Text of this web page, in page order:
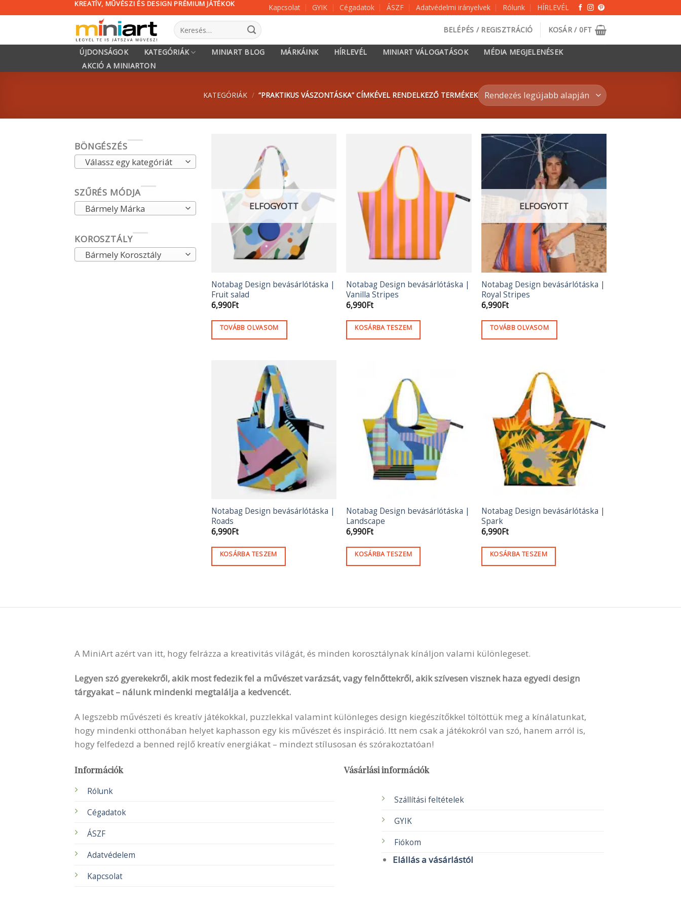
KREATÍV, MŰVÉSZI ÉS DESIGN PRÉMIUM JÁTÉKOK Kapcsolat GYIK Cégadatok ÁSZF Adatvédelmi irányelvek Rólunk HÍRLEVÉL
Keresés
a
következőre:
BELÉPÉS / REGISZTRÁCIÓ KOSÁR / 0FT
ÚJDONSÁGOK KATEGÓRIÁK MINIART BLOG MÁRKÁINK HÍRLEVÉL MINIART VÁLOGATÁSOK
MÉDIA MEGJELENÉSEK
AKCIÓ A MINIARTON
KATEGÓRIÁK / “PRAKTIKUS VÁSZONTÁSKA” CÍMKÉVEL RENDELKEZŐ TERMÉKEK
BÖNGÉSZÉS
Válassz egy kategóriát
SZŰRÉS MÓDJA
Bármely Márka
KOROSZTÁLY
Bármely Korosztály
ELFOGYOTT
Notabag Design bevásárlótáska |
Fruit salad
6,990Ft
TOVÁBB OLVASOM
Notabag Design bevásárlótáska |
Vanilla Stripes
6,990Ft
KOSÁRBA TESZEM
ELFOGYOTT
Notabag Design bevásárlótáska |
Royal Stripes
6,990Ft
TOVÁBB OLVASOM
Notabag Design bevásárlótáska |
Roads
6,990Ft
KOSÁRBA TESZEM
Notabag Design bevásárlótáska |
Landscape
6,990Ft
KOSÁRBA TESZEM
Notabag Design bevásárlótáska |
Spark
6,990Ft
KOSÁRBA TESZEM
A MiniArt azért van itt, hogy felrázza a kreativitás világát, és minden korosztálynak kínáljon valami különlegeset.
Legyen szó gyerekekről, akik most fedezik fel a művészet varázsát, vagy felnőttekről, akik szívesen visznek haza egyedi design
tárgyakat – nálunk mindenki megtalálja a kedvencét.
A legszebb művészeti és kreatív játékokkal, puzzlekkal valamint különleges design kiegészítőkkel töltöttük meg a kínálatunkat,
hogy mindenki otthonában helyet kaphasson egy kis művészet és inspiráció. Itt nem csak a játékokról van szó, hanem arról is,
hogy felfedezd a benned rejlő kreatív energiákat – mindezt stílusosan és szórakoztatóan!
Információk
Rólunk
Cégadatok
ÁSZF
Adatvédelem
Kapcsolat
Vásárlási információk
Szállítási feltételek
GYIK
Fiókom
Elállás a vásárlástól